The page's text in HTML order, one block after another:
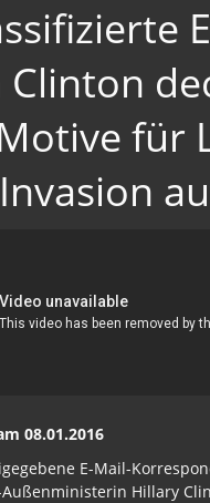
Clinton
für
Invasion
08.01.2016
E-Mail-
Außenministerin Hillary